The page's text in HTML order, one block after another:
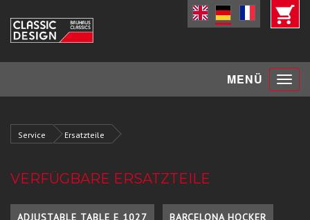
MENÜ Toggle
Service Ersatzteile
VERFÜGBARE ERSATZTEILE
ADJUSTABLE TABLE E 1027 BARCELONA HOCKER